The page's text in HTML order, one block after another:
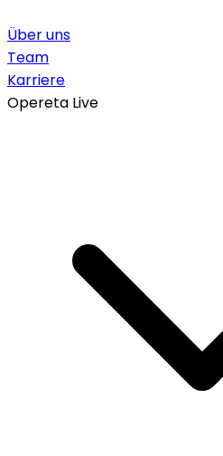
Über uns
Team
Karriere
Opereta Live